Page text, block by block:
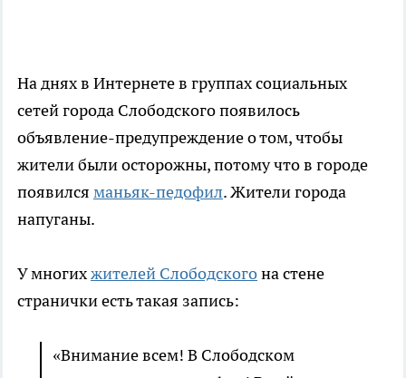
На днях в Интернете в группах социальных
сетей города Слободского появилось
объявление-предупреждение о том, чтобы
жители были осторожны, потому что в городе
появился маньяк-педофил. Жители города
напуганы.
У многихжителей Слободскогона стене
странички есть такая запись:
«Внимание всем! В Слободском